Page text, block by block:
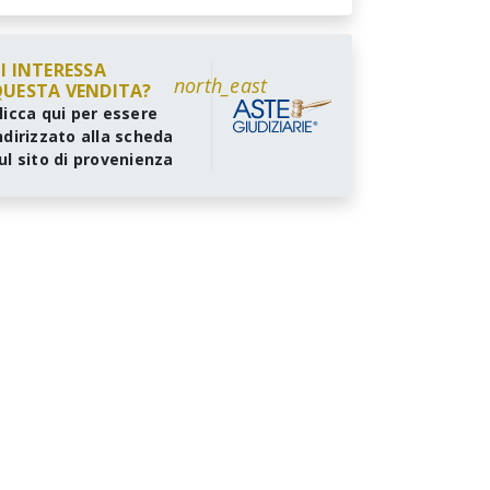
INTERESSA
VENDITA?
north_east
qui per essere
alla scheda
sito di provenienza